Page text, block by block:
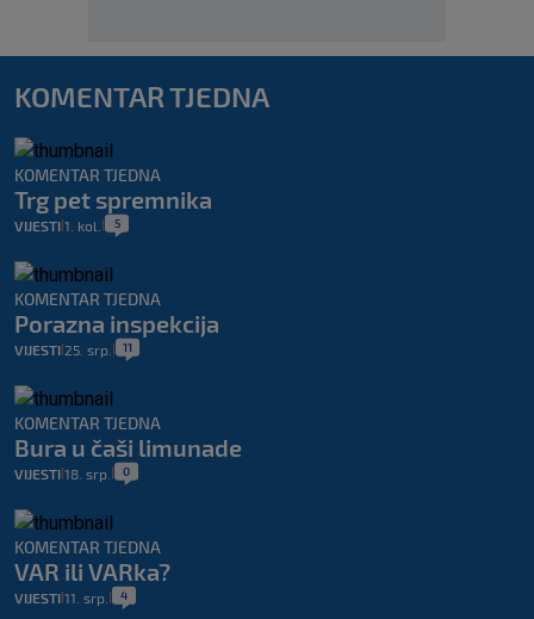
KOMENTAR TJEDNA
KOMENTAR TJEDNA
Trg pet spremnika
VIJESTI 1. kol. 5
KOMENTAR TJEDNA
Porazna inspekcija
VIJESTI 25. srp. 11
KOMENTAR TJEDNA
Bura u čaši limunade
VIJESTI 18. srp. 0
KOMENTAR TJEDNA
VAR ili VARka?
VIJESTI 11. srp. 4